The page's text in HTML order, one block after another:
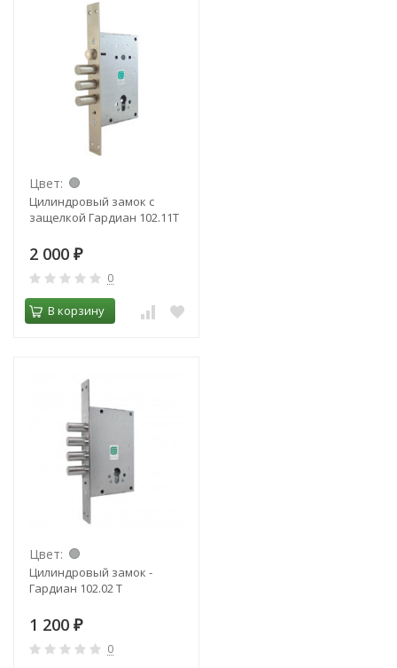
Цвет:
Цилиндровый замок с
защелкой Гардиан 102.11T
2 000 ₽
0
В корзину
Цвет:
Цилиндровый замок -
Гардиан 102.02 Т
1 200 ₽
0